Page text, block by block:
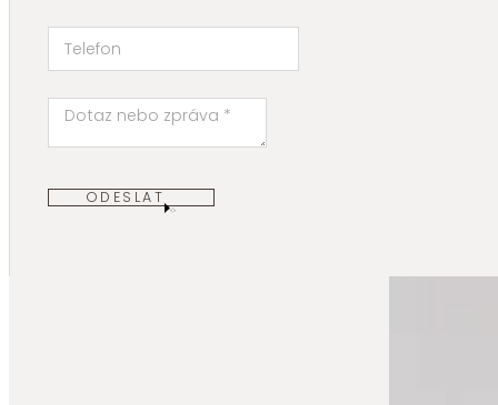
ODESLAT